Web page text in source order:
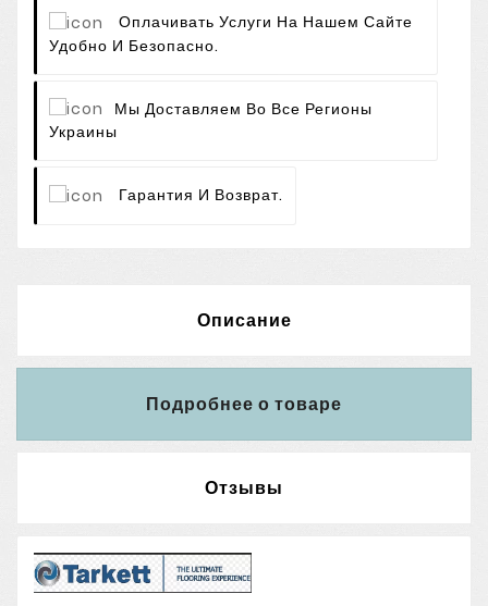
Оплачивать Услуги На Нашем Сайте
Удобно И Безопасно.
Мы Доставляем Во Все Регионы
Украины
Гарантия И Возврат.
Описание
Подробнее о товаре
Отзывы